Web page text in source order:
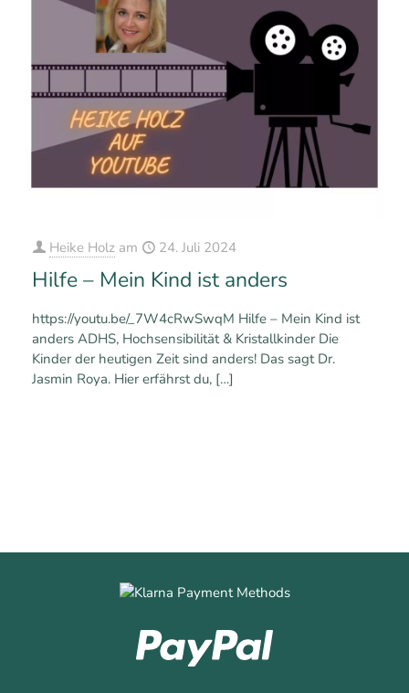
Heike Holz am 24. Juli 2024
Hilfe – Mein Kind ist anders
https://youtu.be/_7W4cRwSwqM Hilfe – Mein Kind ist
anders ADHS, Hochsensibilität & Kristallkinder Die
Kinder der heutigen Zeit sind anders! Das sagt Dr.
Jasmin Roya. Hier erfährst du, […]